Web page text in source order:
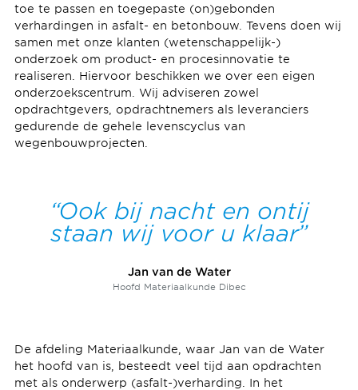
toe te passen en toegepaste (on)gebonden
verhardingen in asfalt- en betonbouw. Tevens doen wij
samen met onze klanten (wetenschappelijk-)
onderzoek om product- en procesinnovatie te
realiseren. Hiervoor beschikken we over een eigen
onderzoekscentrum. Wij adviseren zowel
opdrachtgevers, opdrachtnemers als leveranciers
gedurende de gehele levenscyclus van
wegenbouwprojecten.
Ook bij nacht en ontij
staan wij voor u klaar
Jan van de Water
Hoofd Materiaalkunde Dibec
De afdeling Materiaalkunde, waar Jan van de Water
het hoofd van is, besteedt veel tijd aan opdrachten
met als onderwerp (asfalt-)verharding. In het